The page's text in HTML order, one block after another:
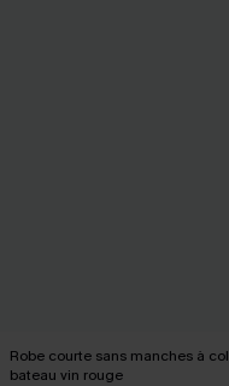
Robe courte sans manches à col
bateau vin rouge